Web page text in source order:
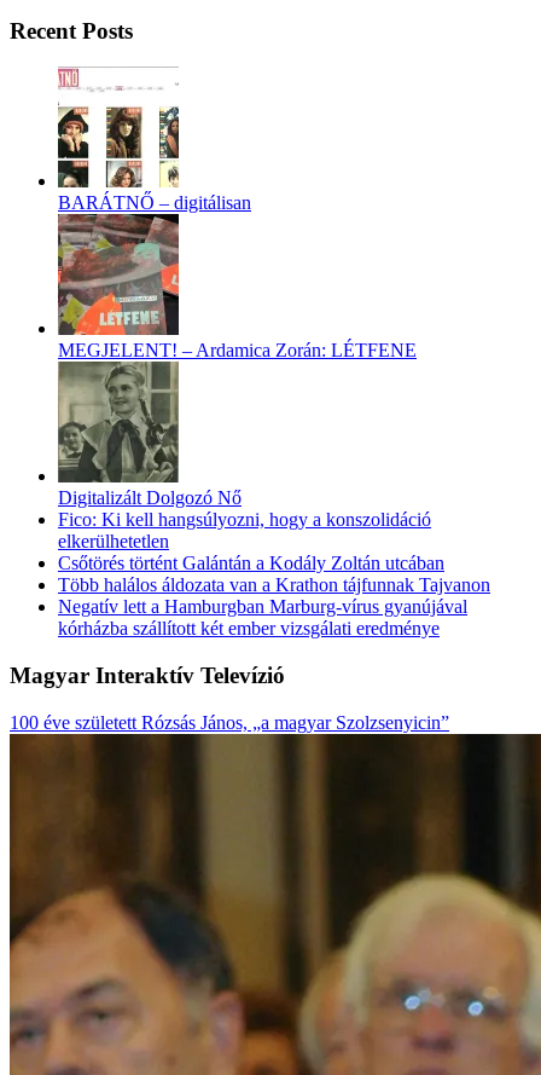
Recent Posts
BARÁTNŐ – digitálisan
MEGJELENT! – Ardamica Zorán: LÉTFENE
Digitalizált Dolgozó Nő
Fico: Ki kell hangsúlyozni, hogy a konszolidáció
elkerülhetetlen
Csőtörés történt Galántán a Kodály Zoltán utcában
Több halálos áldozata van a Krathon tájfunnak Tajvanon
Negatív lett a Hamburgban Marburg-vírus gyanújával
kórházba szállított két ember vizsgálati eredménye
Magyar Interaktív Televízió
100 éve született Rózsás János, „a magyar Szolzsenyicin”